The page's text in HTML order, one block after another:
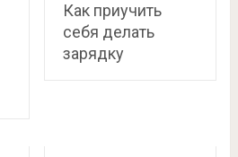
Как приучить
себя делать
зарядку